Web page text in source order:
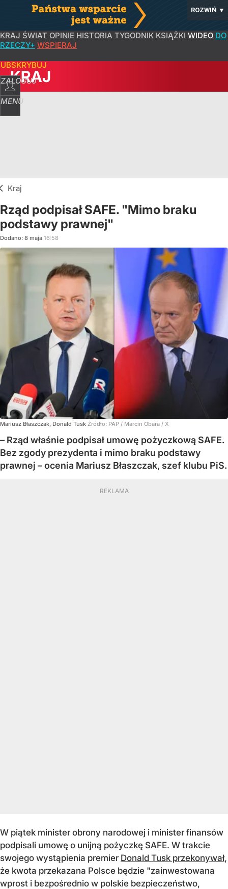
ROZWIŃ ▼
KRAJ ŚWIAT OPINIE HISTORIA TYGODNIK KSIĄŻKI WIDEO DO
RZECZY+ WSPIERAJ
ZALOGUJ
MENU
KRAJ
Kraj
Rząd podpisał SAFE. "Mimo braku
podstawy prawnej"
Dodano: 8 maja 16:58
Mariusz Błaszczak, Donald Tusk Źródło: PAP / Marcin Obara / X
– Rząd właśnie podpisał umowę pożyczkową SAFE.
Bez zgody prezydenta i mimo braku podstawy
prawnej – ocenia Mariusz Błaszczak, szef klubu PiS.
W piątek minister obrony narodowej i minister finansów
podpisali umowę o unijną pożyczkę SAFE. W trakcie
swojego wystąpienia premier Donald Tusk przekonywał,
że kwota przekazana Polsce będzie "zainwestowana
wprost i bezpośrednio w polskie bezpieczeństwo,